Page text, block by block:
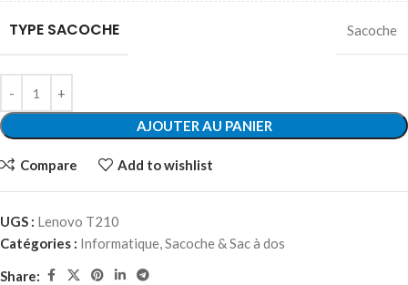
TYPE SACOCHE Sacoche
AJOUTER AU PANIER
Compare Add to wishlist
UGS : Lenovo T210
Catégories : Informatique,Sacoche & Sac à dos
Share: